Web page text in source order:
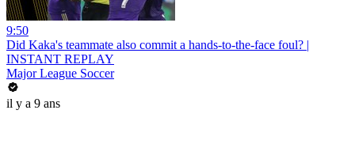
9:50
Did Kaka's teammate also commit a hands-to-the-face foul? |
INSTANT REPLAY
Major League Soccer
il y a 9 ans